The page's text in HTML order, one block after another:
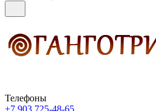
Телефоны
+7 903 725-48-65